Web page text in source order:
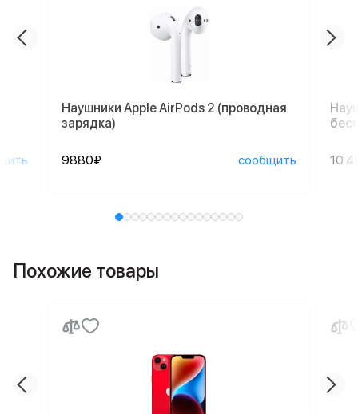
Наушники Apple AirPods 2 (проводная
зарядка)
9880₽ сообщить 10
Похожие товары